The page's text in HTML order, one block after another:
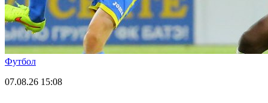
Футбол
07.08.26 15:08